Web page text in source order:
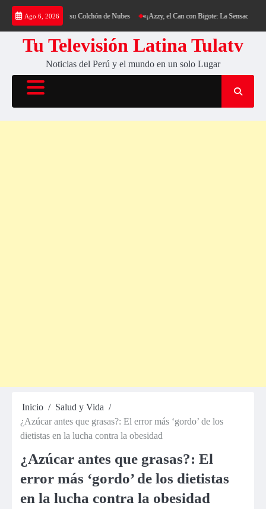
Saltar
contenido
Ago 6, 2026
Cantería y su Colchón de Nubes «¡Azzy, el Can con Bigote: La Sensación Peluda
Tu Televisión Latina Tulatv
Noticias del Perú y el mundo en un solo Lugar
Inicio
Salud y Vida
¿Azúcar antes que grasas?: El error más ‘gordo’ de los
dietistas en la lucha contra la obesidad
¿Azúcar antes que grasas?: El
error más ‘gordo’ de los dietistas
en la lucha contra la obesidad